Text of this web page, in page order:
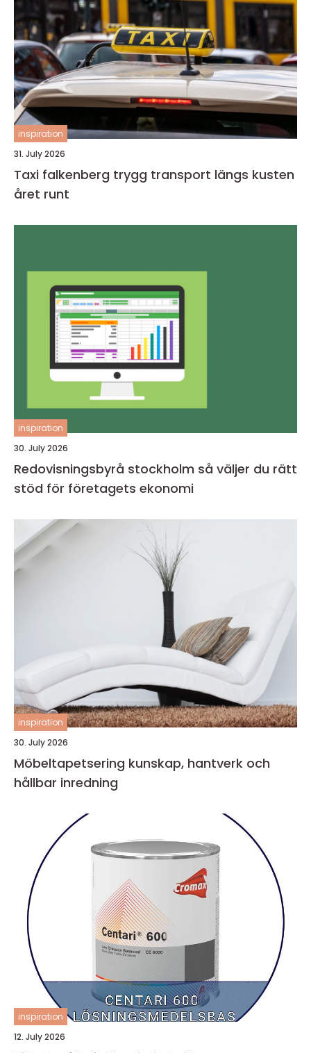
inspiration
31. July 2026
Taxi falkenberg trygg transport längs kusten
året runt
inspiration
30. July 2026
Redovisningsbyrå stockholm så väljer du rätt
stöd för företagets ekonomi
inspiration
30. July 2026
Möbeltapetsering kunskap, hantverk och
hållbar inredning
inspiration
12. July 2026